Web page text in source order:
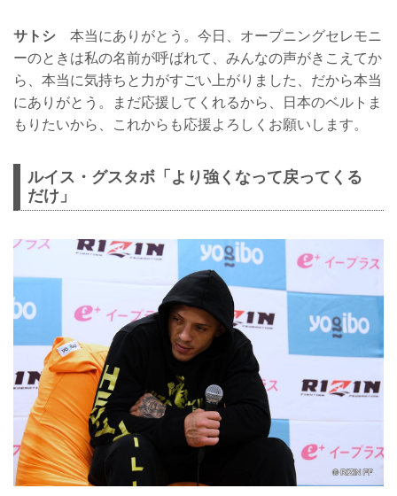
サトシ 本当にありがとう。今日、オープニングセレモニ
ーのときは私の名前が呼ばれて、みんなの声がきこえてか
ら、本当に気持ちと力がすごい上がりました、だから本当
にありがとう。まだ応援してくれるから、日本のベルトま
もりたいから、これからも応援よろしくお願いします。
ルイス・グスタボ「より強くなって戻ってくる
だけ」